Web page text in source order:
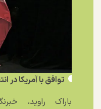
توافق با آمریکا در
باراک راوید،